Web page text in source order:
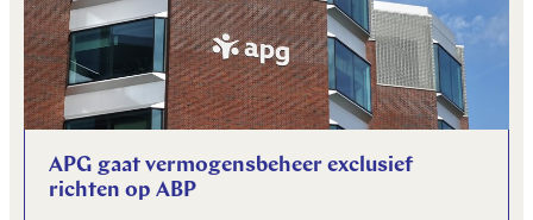
APG gaat vermogensbeheer exclusief
richten op ABP